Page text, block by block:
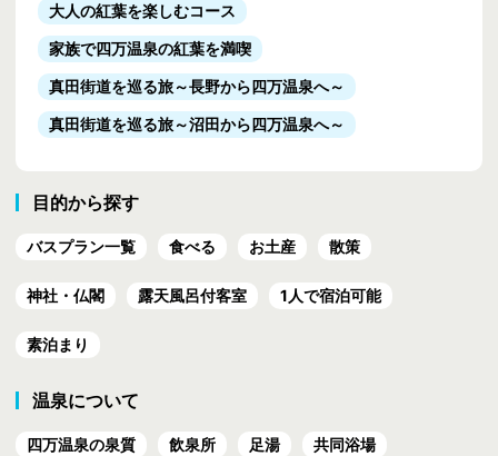
大人の紅葉を楽しむコース
家族で四万温泉の紅葉を満喫
真田街道を巡る旅～長野から四万温泉へ～
真田街道を巡る旅～沼田から四万温泉へ～
目的から探す
バスプラン一覧 食べる お土産 散策
神社・仏閣 露天風呂付客室 1人で宿泊可能
素泊まり
温泉について
四万温泉の泉質 飲泉所 足湯 共同浴場